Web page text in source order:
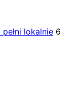
lokalnie 6